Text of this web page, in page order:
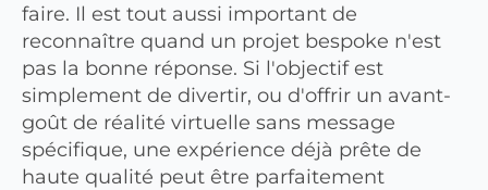
faire. Il est tout aussi important de
reconnaître quand un projet bespoke n'est
pas la bonne réponse. Si l'objectif est
simplement de divertir, ou d'offrir un avant-
goût de réalité virtuelle sans message
spécifique, une expérience déjà prête de
haute qualité peut être parfaitement